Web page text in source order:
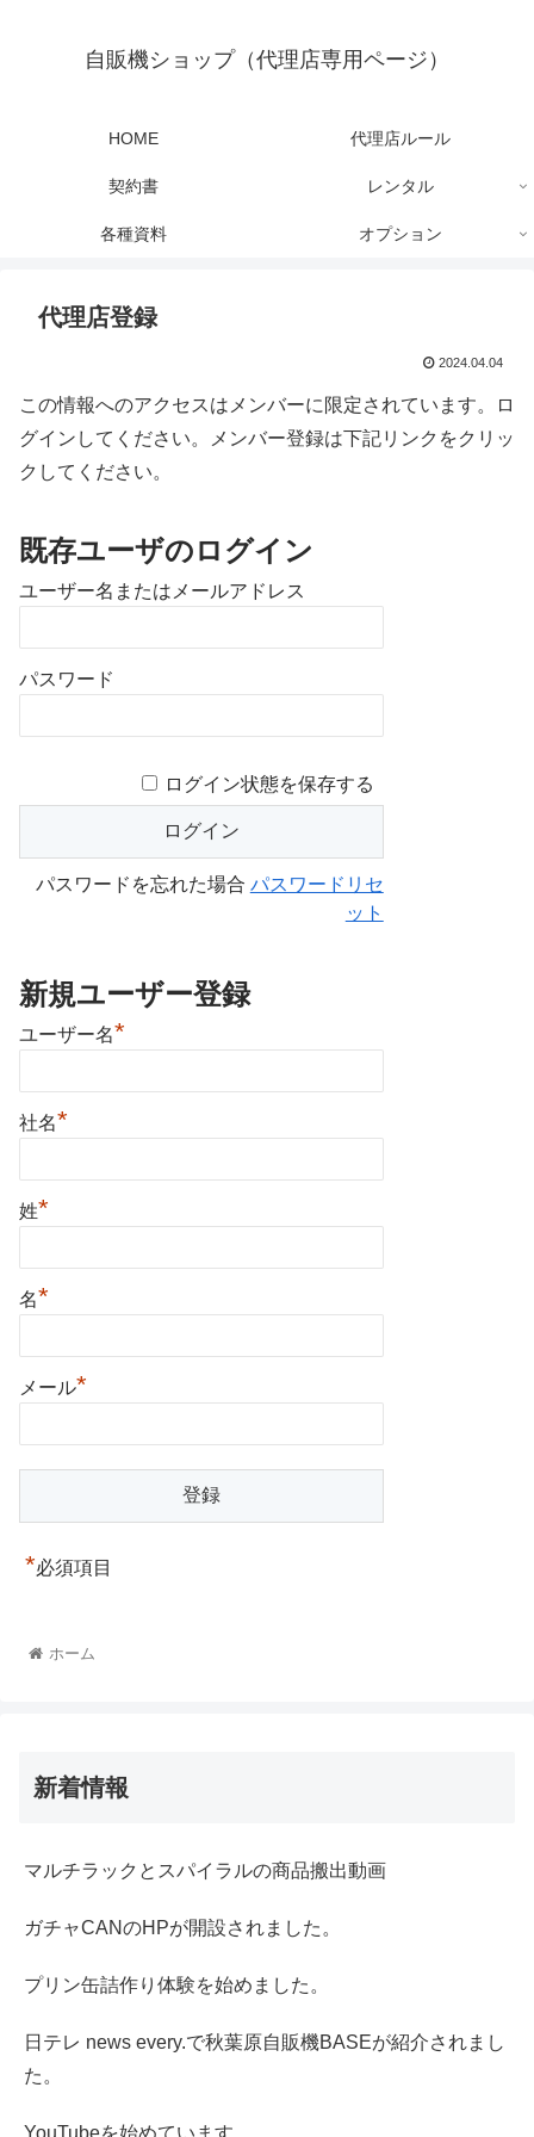
自販機ショップ（代理店専用ページ）
HOME 代理店ルール
契約書 レンタル
各種資料 オプション
代理店登録
2024.04.04
この情報へのアクセスはメンバーに限定されています。ロ
グインしてください。メンバー登録は下記リンクをクリッ
クしてください。
既存ユーザのログイン
ユーザー名またはメールアドレス
パスワード
ログイン状態を保存する
パスワードを忘れた場合 パスワードリセ
ット
新規ユーザー登録
ユーザー名*
社名*
姓*
名*
メール*
*必須項目
ホーム
新着情報
マルチラックとスパイラルの商品搬出動画
ガチャCANのHPが開設されました。
プリン缶詰作り体験を始めました。
日テレ news every.で秋葉原自販機BASEが紹介されまし
た。